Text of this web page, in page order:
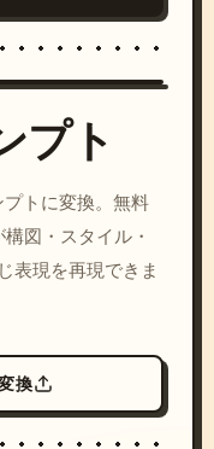
sunset, neon
8k --v 6.0
プト
トに変換。無料
図・スタイル・
表現を再現できま
換